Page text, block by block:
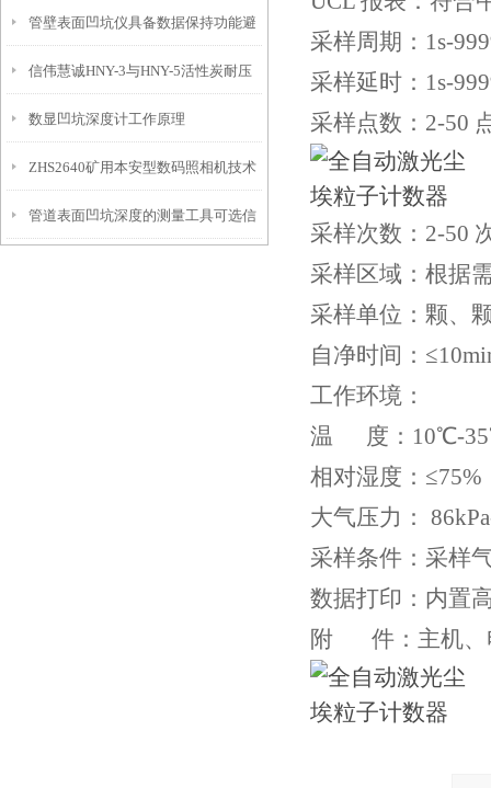
埋头度仪技术参数！
管壁表面凹坑仪具备数据保持功能避
免测试过程中测针移动导致数据变动
信伟慧诚HNY-3与HNY-5活性炭耐压
强度测定仪技术参数！
数显凹坑深度计工作原理
ZHS2640矿用本安型数码照相机技术
参数！
管道表面凹坑深度的测量工具可选信
采样周期：1s-
采样延时：1s-
采样点数：2-50
采样次数：2-50
采样区域：根据
采样单位：颗、
自净时间：
工作环境：
温 度：10℃-
相对湿度：≤75%
大气压力：
采样条件：采样
数据打印：内置
附 件：主机、